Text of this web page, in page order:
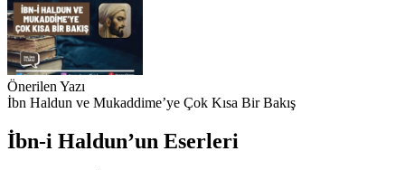
Önerilen Yazı
İbn Haldun ve Mukaddime’ye Çok Kısa Bir Bakış
İbn-i Haldun’un Eserleri